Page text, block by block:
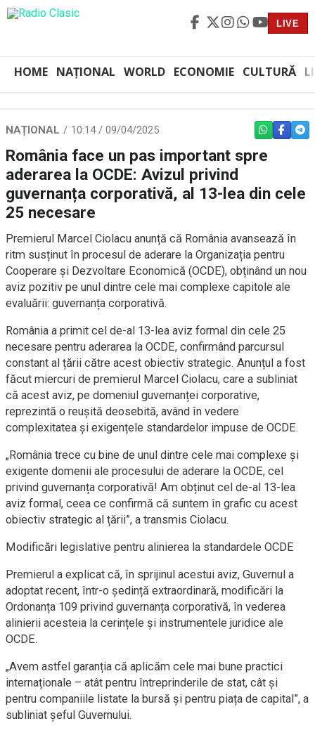
LIVE
HOME NAȚIONAL WORLD ECONOMIE CULTURĂ
NAȚIONAL 10:14 / 09/04/2025 WHATSAPP
România face un pas important spre
aderarea la OCDE: Avizul privind
guvernanța corporativă, al 13-lea din cele
25 necesare
Premierul Marcel Ciolacu anunță că România avansează în
ritm susținut în procesul de aderare la Organizația pentru
Cooperare și Dezvoltare Economică (OCDE), obținând un nou
aviz pozitiv pe unul dintre cele mai complexe capitole ale
evaluării: guvernanța corporativă.
România a primit cel de-al 13-lea aviz formal din cele 25
necesare pentru aderarea la OCDE, confirmând parcursul
constant al țării către acest obiectiv strategic. Anunțul a fost
făcut miercuri de premierul Marcel Ciolacu, care a subliniat
că acest aviz, pe domeniul guvernanței corporative,
reprezintă o reușită deosebită, având în vedere
complexitatea și exigențele standardelor impuse de OCDE.
„România trece cu bine de unul dintre cele mai complexe și
exigente domenii ale procesului de aderare la OCDE, cel
privind guvernanța corporativă! Am obținut cel de-al 13-lea
aviz formal, ceea ce confirmă că suntem în grafic cu acest
obiectiv strategic al țării”, a transmis Ciolacu.
Modificări legislative pentru alinierea la standardele OCDE
Premierul a explicat că, în sprijinul acestui aviz, Guvernul a
adoptat recent, într-o ședință extraordinară, modificări la
Ordonanța 109 privind guvernanța corporativă, în vederea
alinierii acesteia la cerințele și instrumentele juridice ale
OCDE.
„Avem astfel garanția că aplicăm cele mai bune practici
internaționale – atât pentru întreprinderile de stat, cât și
pentru companiile listate la bursă și pentru piața de capital”, a
subliniat șeful Guvernului.